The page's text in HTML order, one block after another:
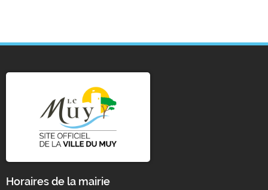
Horaires de la mairie